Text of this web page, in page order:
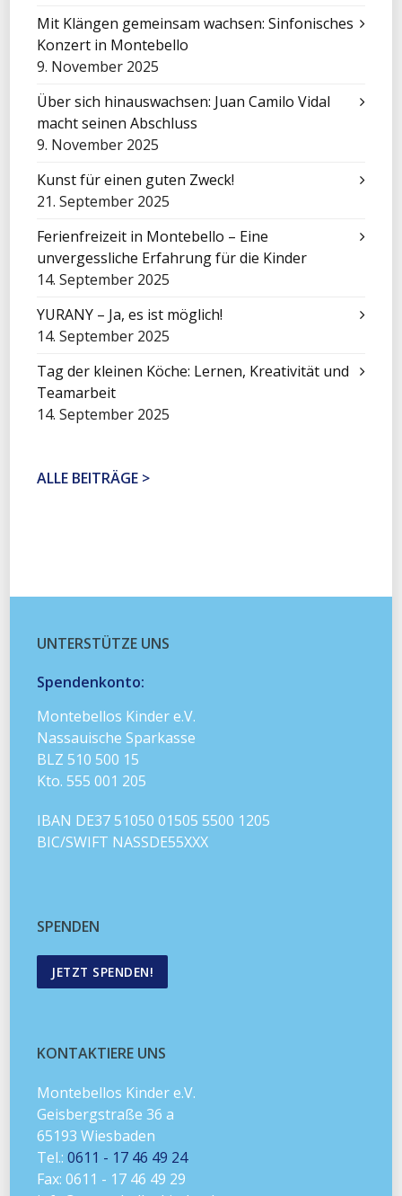
Mit Klängen gemeinsam wachsen: Sinfonisches
Konzert in Montebello
9. November 2025
Über sich hinauswachsen: Juan Camilo Vidal
macht seinen Abschluss
9. November 2025
Kunst für einen guten Zweck!
21. September 2025
Ferienfreizeit in Montebello – Eine
unvergessliche Erfahrung für die Kinder
14. September 2025
YURANY – Ja, es ist möglich!
14. September 2025
Tag der kleinen Köche: Lernen, Kreativität und
Teamarbeit
14. September 2025
ALLE BEITRÄGE >
UNTERSTÜTZE UNS
Spendenkonto:
Montebellos Kinder e.V.
Nassauische Sparkasse
BLZ 510 500 15
Kto. 555 001 205
IBAN DE37 51050 01505 5500 1205
BIC/SWIFT NASSDE55XXX
SPENDEN
JETZT SPENDEN!
KONTAKTIERE UNS
Montebellos Kinder e.V.
Geisbergstraße 36 a
65193 Wiesbaden
Tel.:0611 - 17 46 49 24
Fax: 0611 - 17 46 49 29